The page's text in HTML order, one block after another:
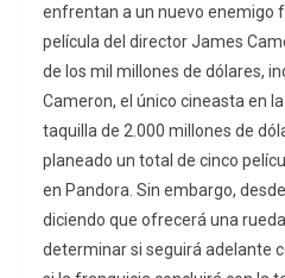
enfrentan a un nuevo enemigo
película del director James
de los mil millones de dólares,
Cameron, el único cineasta en
taquilla de 2.000 millones de
planeado un total de cinco
en Pandora. Sin embargo,
diciendo que ofrecerá una
determinar si seguirá adelante